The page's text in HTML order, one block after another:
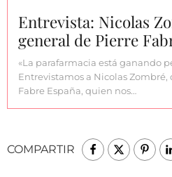
Entrevista: Nicolas
general de Pierre
«La parafarmacia está ganando
Entrevistamos a Nicolas
Fabre España, quien nos…
COMPARTIR